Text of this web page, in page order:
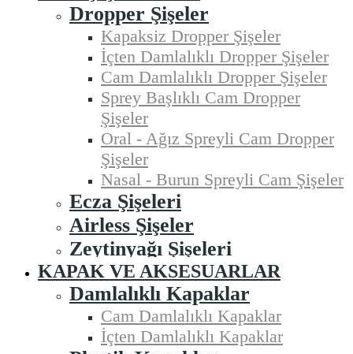
Dropper Şişeler
Kapaksiz Dropper Şişeler
İçten Damlalıklı Dropper Şişeler
Cam Damlalıklı Dropper Şişeler
Sprey Başlıklı Cam Dropper
Şişeler
Oral - Ağız Spreyli Cam Dropper
Şişeler
Nasal - Burun Spreyli Cam Şişeler
Ecza Şişeleri
Airless Şişeler
Zeytinyağı Şişeleri
KAPAK VE AKSESUARLAR
Damlalıklı Kapaklar
Cam Damlalıklı Kapaklar
İçten Damlalıklı Kapaklar